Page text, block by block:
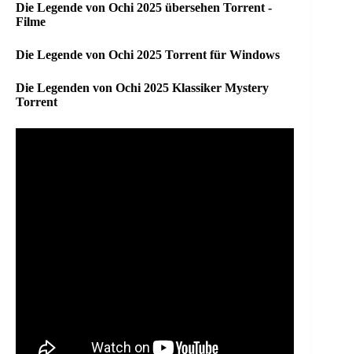
Die Legende von Ochi 2025 übersehen Torrent -
Filme
Die Legende von Ochi 2025 Torrent für Windows
Die Legenden von Ochi 2025 Klassiker Mystery
Torrent